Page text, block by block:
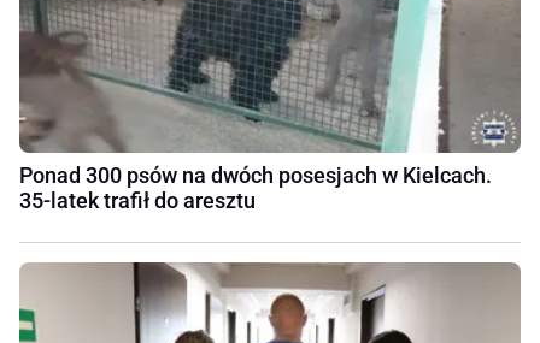
Ponad 300 psów na dwóch posesjach w Kielcach.
35-latek trafił do aresztu